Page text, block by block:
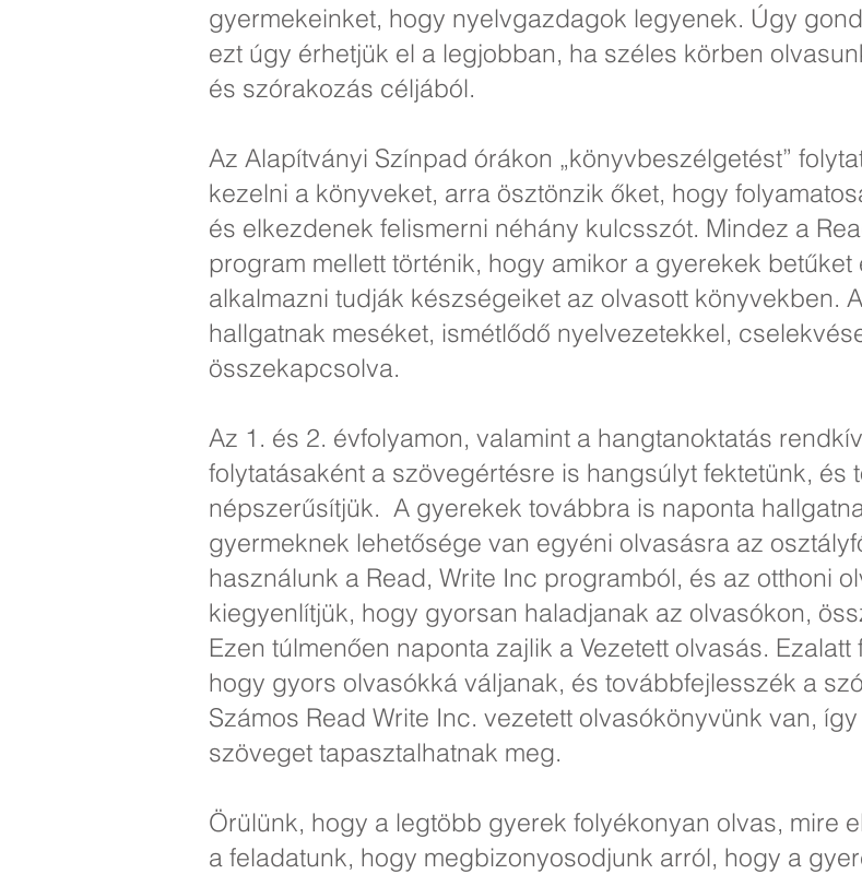
gyermekeinket, hogy nyelvgazdagok legyenek. Úgy
ezt úgy érhetjük el a legjobban, ha széles körben
és szórakozás céljából.
Az Alapítványi Színpad órákon „könyvbeszélgetést”
kezelni a könyveket, arra ösztönzik őket, hogy
és elkezdenek felismerni néhány kulcsszót. Mindez a
program mellett történik, hogy amikor a gyerekek
alkalmazni tudják készségeiket az olvasott könyvekben.
hallgatnak meséket, ismétlődő nyelvezetekkel,
összekapcsolva.
Az 1. és 2. évfolyamon, valamint a hangtanoktatás
folytatásaként a szövegértésre is hangsúlyt fektetünk, és
népszerűsítjük. A gyerekek továbbra is naponta
gyermeknek lehetősége van egyéni olvasásra az
használunk a Read, Write Inc programból, és az otthoni
kiegyenlítjük, hogy gyorsan haladjanak az olvasókon,
Ezen túlmenően naponta zajlik a Vezetett olvasás.
hogy gyors olvasókká váljanak, és továbbfejlesszék a
Számos Read Write Inc. vezetett olvasókönyvünk van,
szöveget tapasztalhatnak meg.
Örülünk, hogy a legtöbb gyerek folyékonyan olvas, mire
a feladatunk, hogy megbizonyosodjunk arról, hogy a